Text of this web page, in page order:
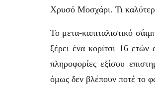
Χρυσό Μοσχάρι. Τι
Το μετα-καπιταλιστικό
ξέρει ένα κορίτσι 16 ετών
πληροφορίες εξίσου
όμως δεν βλέπουν ποτέ το